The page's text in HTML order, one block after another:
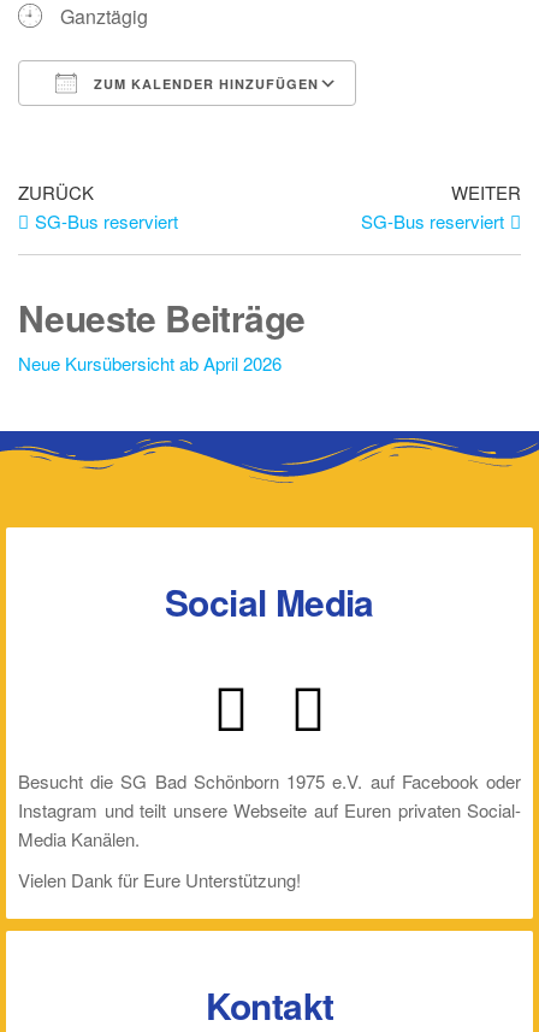
Ganztägig
ZUM KALENDER HINZUFÜGEN
ZURÜCK
SG-Bus reserviert
WEITER
SG-Bus reserviert
Neueste Beiträge
Neue Kursübersicht ab April 2026
Social Media
Besucht die SG Bad Schönborn 1975 e.V. auf Facebook oder
Instagram und teilt unsere Webseite auf Euren privaten Social-
Media Kanälen.
Vielen Dank für Eure Unterstützung!
Kontakt